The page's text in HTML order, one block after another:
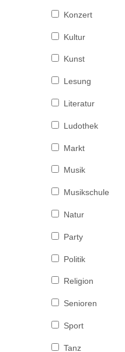
Konzert
Kultur
Kunst
Lesung
Literatur
Ludothek
Markt
Musik
Musikschule
Natur
Party
Politik
Religion
Senioren
Sport
Tanz